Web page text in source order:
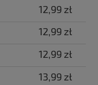
12,99 zł
12,99 zł
12,99 zł
13,99 zł